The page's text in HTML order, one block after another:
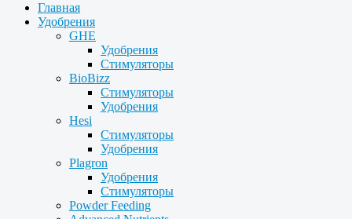
Главная
Удобрения
GHE
Удобрения
Стимуляторы
BioBizz
Стимуляторы
Удобрения
Hesi
Стимуляторы
Удобрения
Plagron
Удобрения
Стимуляторы
Powder Feeding